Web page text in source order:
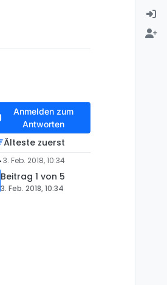
Anmelden zum
Antworten
Älteste zuerst
3. Feb. 2018, 10:34
Beitrag 1 von 5
3. Feb. 2018, 10:34